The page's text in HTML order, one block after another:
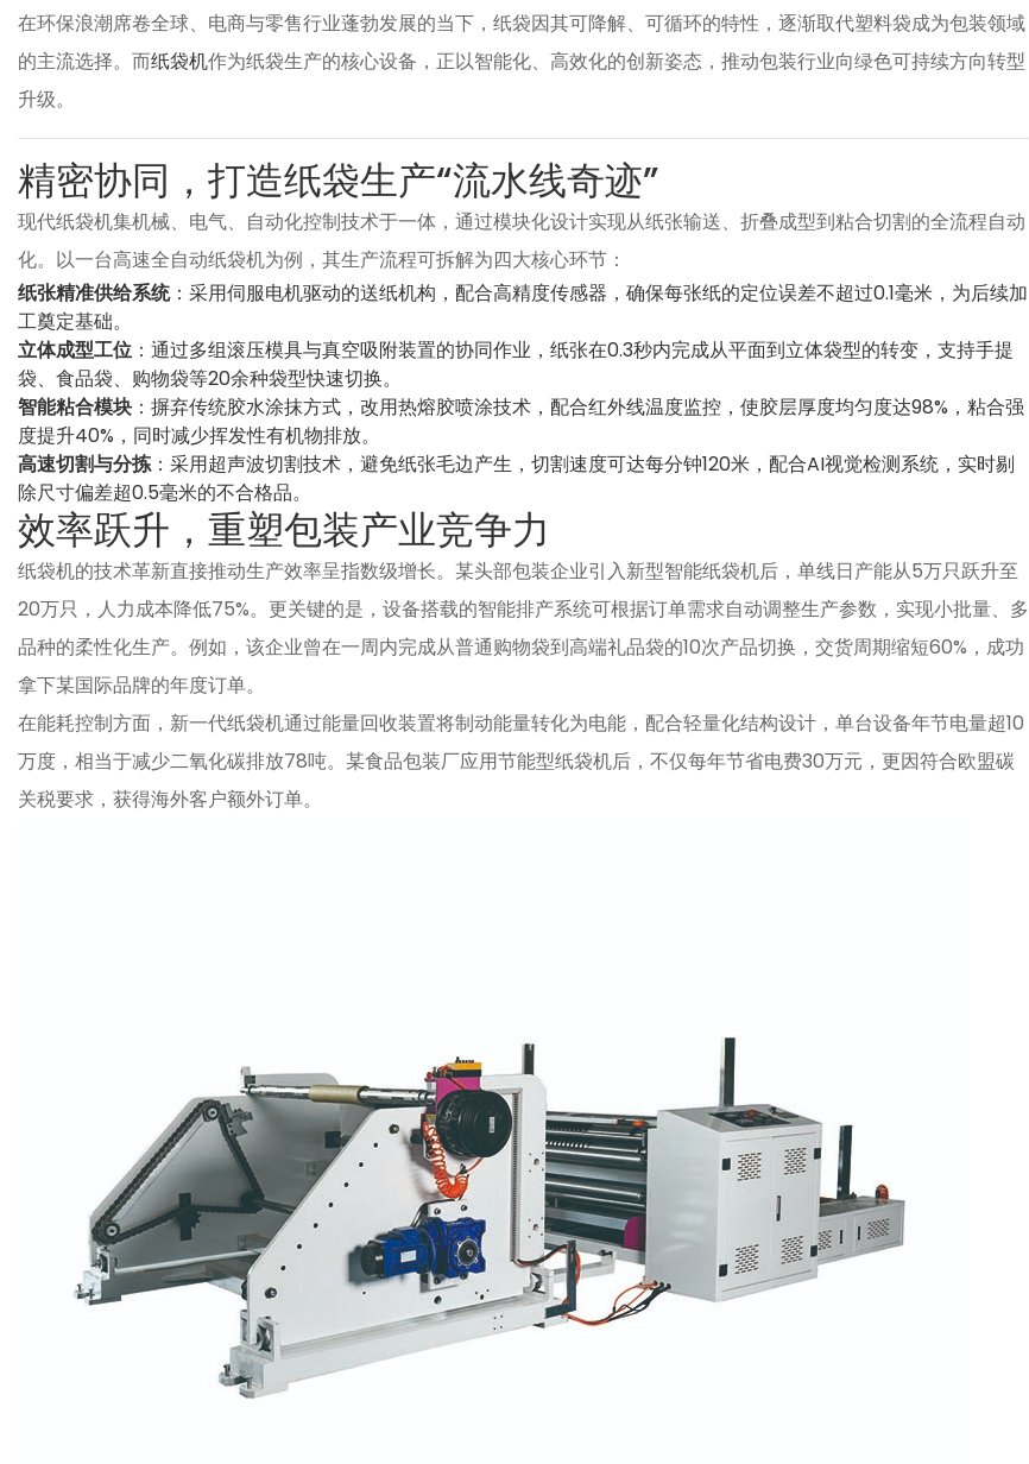
在环保浪潮席卷全球、电商与零售行业蓬勃发展的当下，纸袋因其可降解、可循环的特性，逐渐取代塑料袋成为包装领域
的主流选择。而纸袋机作为纸袋生产的核心设备，正以智能化、高效化的创新姿态，推动包装行业向绿色可持续方向转型
升级。
精密协同，打造纸袋生产“流水线奇迹”
现代纸袋机集机械、电气、自动化控制技术于一体，通过模块化设计实现从纸张输送、折叠成型到粘合切割的全流程自动
化。以一台高速全自动纸袋机为例，其生产流程可拆解为四大核心环节：
纸张精准供给系统：采用伺服电机驱动的送纸机构，配合高精度传感器，确保每张纸的定位误差不超过0.1毫米，为后续加
工奠定基础。
立体成型工位 ：通过多组滚压模具与真空吸附装置的协同作业，纸张在0.3秒内完成从平面到立体袋型的转变，支持手提
袋、食品袋、购物袋等20余种袋型快速切换。
智能粘合模块 ：摒弃传统胶水涂抹方式，改用热熔胶喷涂技术，配合红外线温度监控，使胶层厚度均匀度达98%，粘合强
度提升40%，同时减少挥发性有机物排放。
高速切割与分拣：采用超声波切割技术，避免纸张毛边产生，切割速度可达每分钟120米，配合AI视觉检测系统，实时剔
除尺寸偏差超0.5毫米的不合格品。
效率跃升，重塑包装产业竞争力
纸袋机的技术革新直接推动生产效率呈指数级增长。某头部包装企业引入新型智能纸袋机后，单线日产能从5万只跃升至
20万只，人力成本降低75%。更关键的是，设备搭载的智能排产系统可根据订单需求自动调整生产参数，实现小批量、多
品种的柔性化生产。例如，该企业曾在一周内完成从普通购物袋到高端礼品袋的10次产品切换，交货周期缩短60%，成功
拿下某国际品牌的年度订单。
在能耗控制方面，新一代纸袋机通过能量回收装置将制动能量转化为电能，配合轻量化结构设计，单台设备年节电量超10
万度，相当于减少二氧化碳排放78吨。某食品包装厂应用节能型纸袋机后，不仅每年节省电费30万元，更因符合欧盟碳
关税要求，获得海外客户额外订单。